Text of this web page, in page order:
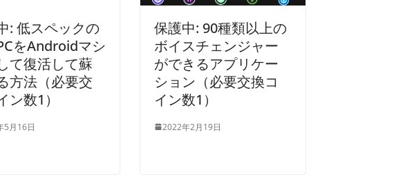
: 低スペックの
をAndroidマシ
て復活して蘇
方法（必要交
ン数1）
5月16日
保護中: 90種類以上の
ボイスチェンジャー
ができるアプリケー
ション（必要交換コ
イン数1）
2022年2月19日